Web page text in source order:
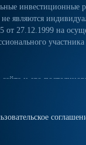
инвестиционные
не являются
27.12.1999 на
и его